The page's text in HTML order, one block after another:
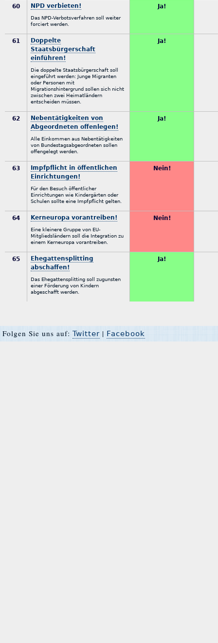
60 NPD verbieten!
Das NPD-Verbotsverfahren soll weiter
forciert werden.
Ja!
61
Doppelte
Staatsbürgerschaft
einführen!
Die doppelte Staatsbürgerschaft soll
eingeführt werden: Junge Migranten
oder Personen mit
Migrationshintergrund sollen sich nicht
zwischen zwei Heimatländern
entscheiden müssen.
Ja!
62
Nebentätigkeiten von
Abgeordneten offenlegen!
Alle Einkommen aus Nebentätigkeiten
von Bundestagsabgeordneten sollen
offengelegt werden.
Ja!
63
Impfpflicht in öffentlichen
Einrichtungen!
Für den Besuch öffentlicher
Einrichtungen wie Kindergärten oder
Schulen sollte eine Impfpflicht gelten.
Nein!
64 Kerneuropa vorantreiben!
Eine kleinere Gruppe von EU-
Mitgliedsländern soll die Integration zu
einem Kerneuropa vorantreiben.
Nein!
65
Ehegattensplitting
abschaffen!
Das Ehegattensplitting soll zugunsten
einer Förderung von Kindern
abgeschafft werden.
Ja!
Folgen Sie uns auf: Twitter | Facebook